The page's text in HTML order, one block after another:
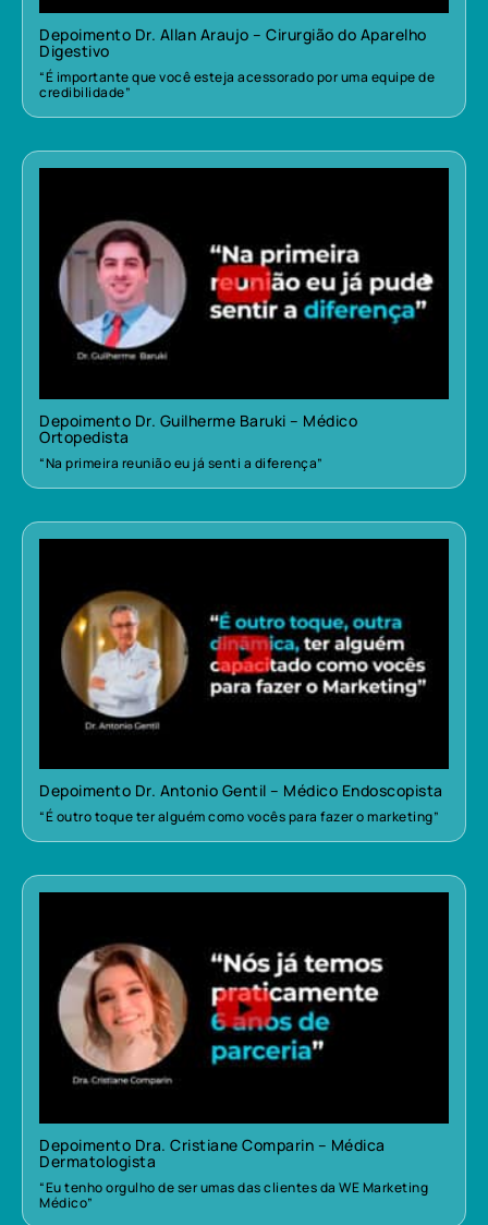
Depoimento Dr. Allan Araujo – Cirurgião do Aparelho
Digestivo
“É importante que você esteja acessorado por uma equipe de
credibilidade”
Depoimento Dr. Guilherme Baruki – Médico
Ortopedista
“Na primeira reunião eu já senti a diferença”
Depoimento Dr. Antonio Gentil – Médico Endoscopista
“É outro toque ter alguém como vocês para fazer o marketing”
Depoimento Dra. Cristiane Comparin – Médica
Dermatologista
“Eu tenho orgulho de ser umas das clientes da WE Marketing
Médico”